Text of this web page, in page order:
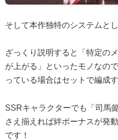
そして本作独特のシステムと
ざっくり説明すると「特定の
が上がる」といったモノなの
っている場合はセットで編成
SSRキャラクターでも「司馬
さえ揃えれば絆ボーナスが発
です！